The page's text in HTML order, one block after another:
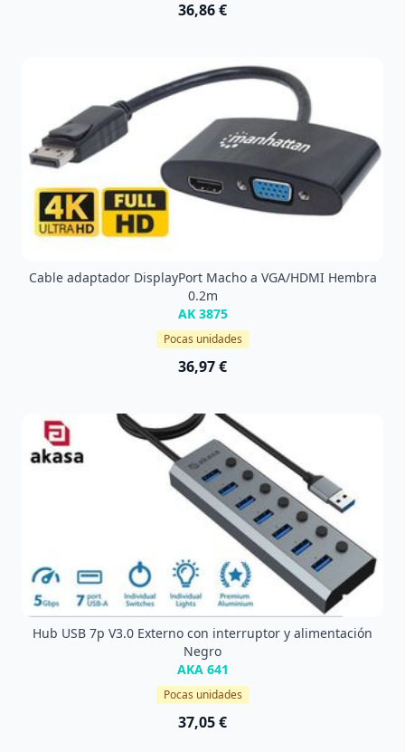
36,86 €
Cable adaptador DisplayPort Macho a VGA/HDMI Hembra
0.2m
AK 3875
Pocas unidades
36,97 €
Hub USB 7p V3.0 Externo con interruptor y alimentación
Negro
AKA 641
Pocas unidades
37,05 €